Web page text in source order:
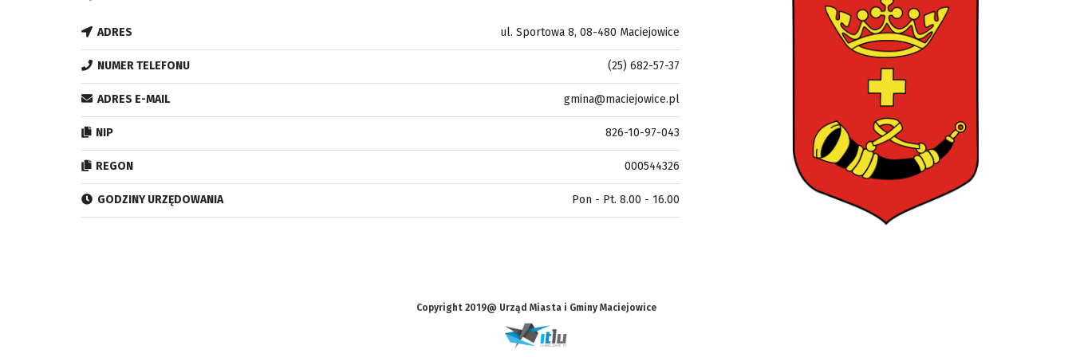
ADRES ul. Sportowa 8, 08-480 Maciejowice
NUMER TELEFONU (25) 682-57-37
ADRES E-MAIL gmina@maciejowice.pl
NIP 826-10-97-043
REGON 000544326
GODZINY URZĘDOWANIA Pon - Pt. 8.00 - 16.00
Copyright 2019@ Urząd Miasta i Gminy Maciejowice